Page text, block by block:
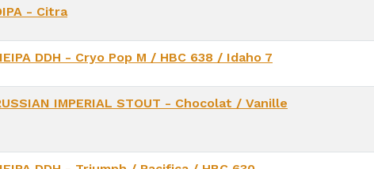
- Citra
DDH - Cryo Pop M / HBC 638 / Idaho 7
IMPERIAL STOUT - Chocolat / Vanille